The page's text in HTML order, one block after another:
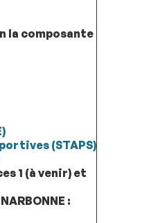
la composante
(STAPS)
1 (à venir) et
: